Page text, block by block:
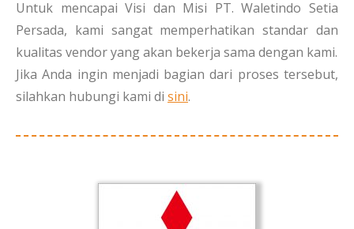
Untuk mencapai Visi dan Misi PT. Waletindo Setia
Persada, kami sangat memperhatikan standar dan
kualitas vendor yang akan bekerja sama dengan kami.
Jika Anda ingin menjadi bagian dari proses tersebut,
silahkan hubungi kami di sini.